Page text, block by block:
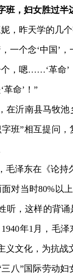
班，妇女胜过半
昨天学的几个
个念‘中国’，
，嗯……‘革命’
命’！”
沂南县马牧池
字班”相互提问
泽东在《论持
对当时80%以
听，这样的背
年1月，毛
义文化，为抗战
”国际劳动妇